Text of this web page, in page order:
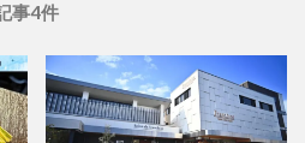
事4件